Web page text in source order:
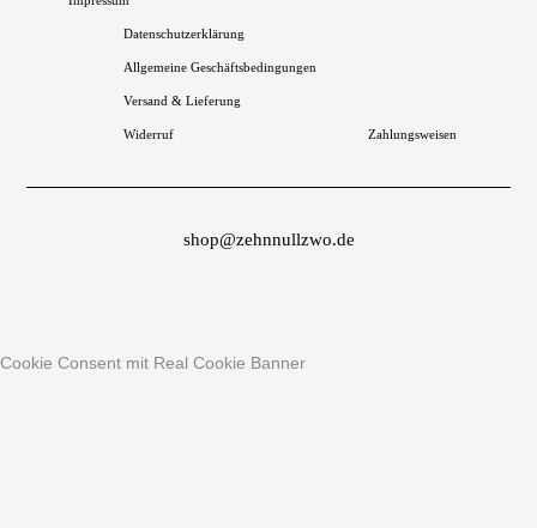
Datenschutzerklärung
Allgemeine Geschäftsbedingungen
Versand & Lieferung
Widerruf Zahlungsweisen
shop@zehnnullzwo.de
Cookie Consent mit Real Cookie Banner